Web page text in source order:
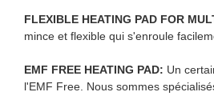
FLEXIBLE HEATING PAD FOR
mince et flexible qui s'enroule
EMF FREE HEATING PAD: Un
l'EMF Free. Nous sommes